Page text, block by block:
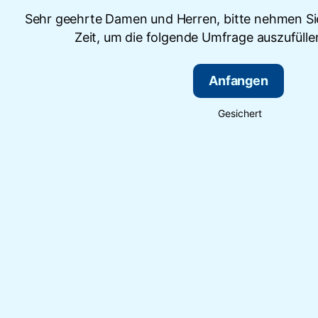
Sehr geehrte Damen und Herren, bitte nehmen
Zeit, um die folgende Umfrage
Anfangen
Gesichert